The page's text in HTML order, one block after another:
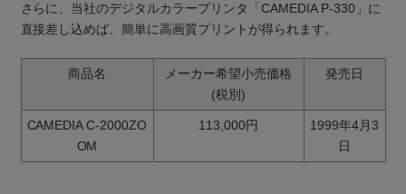
さらに、当社のデジタルカラープリンタ「CAMEDIA P-330」に
直接差し込めば、簡単に高画質プリントが得られます。
商品名
メーカー希望小売価格
(税別)
発売日
CAMEDIA C-2000ZO
OM
113,000円
1999年4月3
日